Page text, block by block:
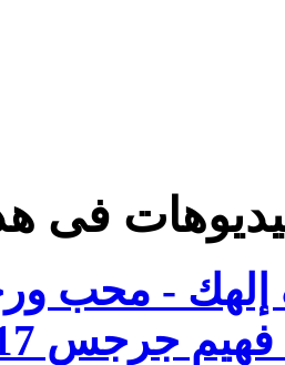
فى
- محب
17 يوليو 2024